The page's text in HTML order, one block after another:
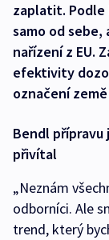
zaplatit. Podle
samo od
nařízení z EU.
efektivity
označení
Bendl
přivítal
„Neznám
odborníci. Ale
trend, který